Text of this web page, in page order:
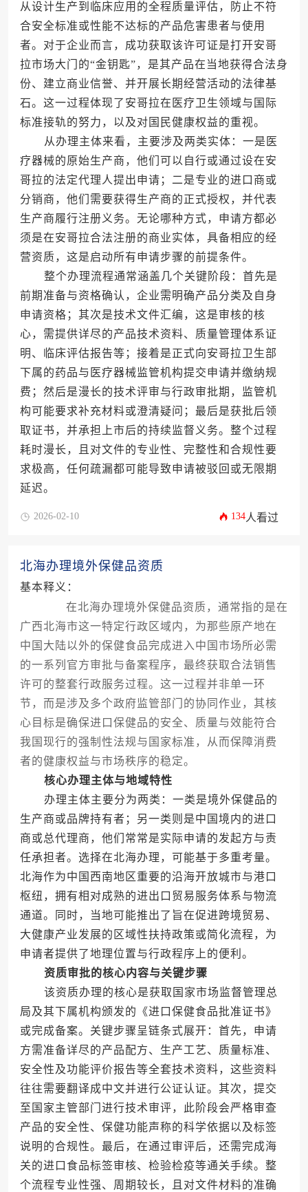
从设计生产到临床应用的全程质量评估，防止不符
合安全标准或性能不达标的产品危害患者与使用
者。对于企业而言，成功获取该许可证是打开安哥
拉市场大门的“金钥匙”，是其产品在当地获得合法身
份、建立商业信誉、并开展长期经营活动的法律基
石。这一过程体现了安哥拉在医疗卫生领域与国际
标准接轨的努力，以及对国民健康权益的重视。
从办理主体来看，主要涉及两类实体：一是医
疗器械的原始生产商，他们可以自行或通过设在安
哥拉的法定代理人提出申请；二是专业的进口商或
分销商，他们需要获得生产商的正式授权，并代表
生产商履行注册义务。无论哪种方式，申请方都必
须是在安哥拉合法注册的商业实体，具备相应的经
营资质，这是启动所有申请步骤的前提条件。
整个办理流程通常涵盖几个关键阶段：首先是
前期准备与资格确认，企业需明确产品分类及自身
申请资格；其次是技术文件汇编，这是审核的核
心，需提供详尽的产品技术资料、质量管理体系证
明、临床评估报告等；接着是正式向安哥拉卫生部
下属的药品与医疗器械监管机构提交申请并缴纳规
费；然后是漫长的技术评审与行政审批期，监管机
构可能要求补充材料或澄清疑问；最后是获批后领
取证书，并承担上市后的持续监督义务。整个过程
耗时漫长，且对文件的专业性、完整性和合规性要
求极高，任何疏漏都可能导致申请被驳回或无限期
延迟。
2026-02-10 134人看过
北海办理境外保健品资质
基本释义：
在北海办理境外保健品资质，通常指的是在
广西北海市这一特定行政区域内，为那些原产地在
中国大陆以外的保健食品完成进入中国市场所必需
的一系列官方审批与备案程序，最终获取合法销售
许可的整套行政服务过程。这一过程并非单一环
节，而是涉及多个政府监管部门的协同作业，其核
心目标是确保进口保健品的安全、质量与效能符合
我国现行的强制性法规与国家标准，从而保障消费
者的健康权益与市场秩序的稳定。
核心办理主体与地域特性
办理主体主要分为两类：一类是境外保健品的
生产商或品牌持有者；另一类则是中国境内的进口
商或总代理商，他们常常是实际申请的发起方与责
任承担者。选择在北海办理，可能基于多重考量。
北海作为中国西南地区重要的沿海开放城市与港口
枢纽，拥有相对成熟的进出口贸易服务体系与物流
通道。同时，当地可能推出了旨在促进跨境贸易、
大健康产业发展的区域性扶持政策或简化流程，为
申请者提供了地理位置与行政程序上的便利。
资质审批的核心内容与关键步骤
该资质办理的核心是获取国家市场监督管理总
局及其下属机构颁发的《进口保健食品批准证书》
或完成备案。关键步骤呈链条式展开：首先，申请
方需准备详尽的产品配方、生产工艺、质量标准、
安全性及功能评价报告等全套技术资料，这些资料
往往需要翻译成中文并进行公证认证。其次，提交
至国家主管部门进行技术审评，此阶段会严格审查
产品的安全性、保健功能声称的科学依据以及标签
说明的合规性。最后，在通过审评后，还需完成海
关的进口食品标签审核、检验检疫等通关手续。整
个流程专业性强、周期较长，且对文件材料的准确